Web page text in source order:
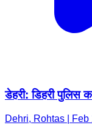
डेहरी: डिहरी पुलिस
Dehri, Rohtas | Feb